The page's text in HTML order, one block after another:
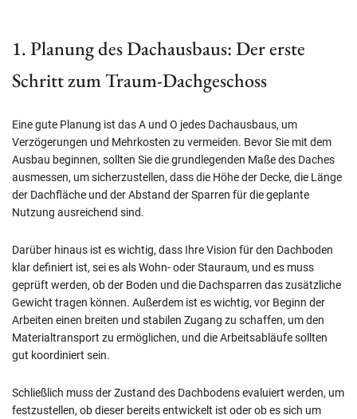
1. Planung des Dachausbaus: Der erste
Schritt zum Traum-Dachgeschoss
Eine gute Planung ist das A und O jedes Dachausbaus, um
Verzögerungen und Mehrkosten zu vermeiden. Bevor Sie mit dem
Ausbau beginnen, sollten Sie die grundlegenden Maße des Daches
ausmessen, um sicherzustellen, dass die Höhe der Decke, die Länge
der Dachfläche und der Abstand der Sparren für die geplante
Nutzung ausreichend sind.
Darüber hinaus ist es wichtig, dass Ihre Vision für den Dachboden
klar definiert ist, sei es als Wohn- oder Stauraum, und es muss
geprüft werden, ob der Boden und die Dachsparren das zusätzliche
Gewicht tragen können. Außerdem ist es wichtig, vor Beginn der
Arbeiten einen breiten und stabilen Zugang zu schaffen, um den
Materialtransport zu ermöglichen, und die Arbeitsabläufe sollten
gut koordiniert sein.
Schließlich muss der Zustand des Dachbodens evaluiert werden, um
festzustellen, ob dieser bereits entwickelt ist oder ob es sich um